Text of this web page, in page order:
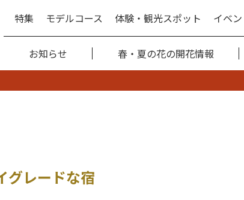
特集 モデルコース 体験・観光スポット イベ
お知らせ 春・夏の花の開花情報
グレードな宿